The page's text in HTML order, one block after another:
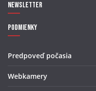
Newsletter
Podmienky
Predpoveď počasia
Webkamery